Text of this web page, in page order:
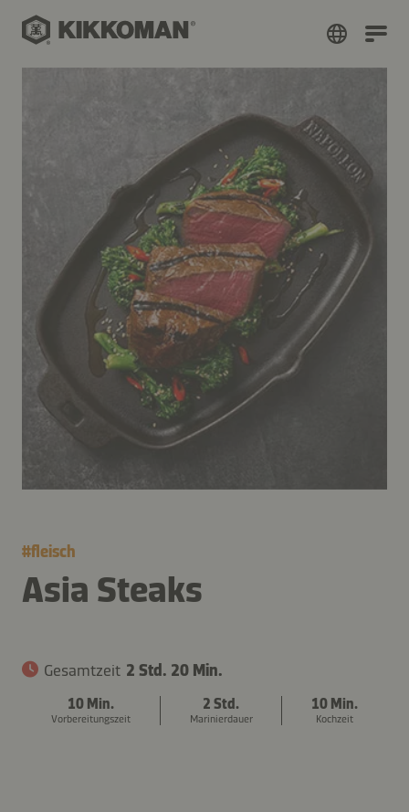
#fleisch
Asia Steaks
Gesamtzeit 2 Std. 20 Min.
10 Min.
Vorbereitungszeit
2 Std.
Marinierdauer
10 Min.
Kochzeit